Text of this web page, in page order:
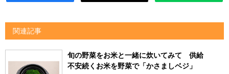
関連記事
旬の野菜をお米と一緒に炊いてみて 供給
不安続くお米を野菜で「かさましベジ」